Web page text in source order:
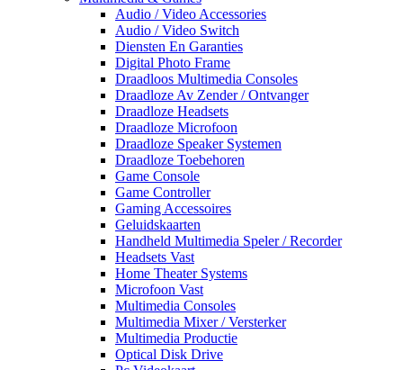
Audio / Video Accessories
Audio / Video Switch
Diensten En Garanties
Digital Photo Frame
Draadloos Multimedia Consoles
Draadloze Av Zender / Ontvanger
Draadloze Headsets
Draadloze Microfoon
Draadloze Speaker Systemen
Draadloze Toebehoren
Game Console
Game Controller
Gaming Accessoires
Geluidskaarten
Handheld Multimedia Speler / Recorder
Headsets Vast
Home Theater Systems
Microfoon Vast
Multimedia Consoles
Multimedia Mixer / Versterker
Multimedia Productie
Optical Disk Drive